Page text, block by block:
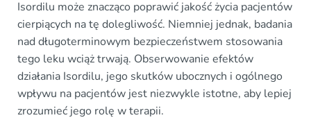
Isordilu może znacząco poprawić jakość życia pacjentów
cierpiących na tę dolegliwość. Niemniej jednak, badania
nad długoterminowym bezpieczeństwem stosowania
tego leku wciąż trwają. Obserwowanie efektów
działania Isordilu, jego skutków ubocznych i ogólnego
wpływu na pacjentów jest niezwykle istotne, aby lepiej
zrozumieć jego rolę w terapii.